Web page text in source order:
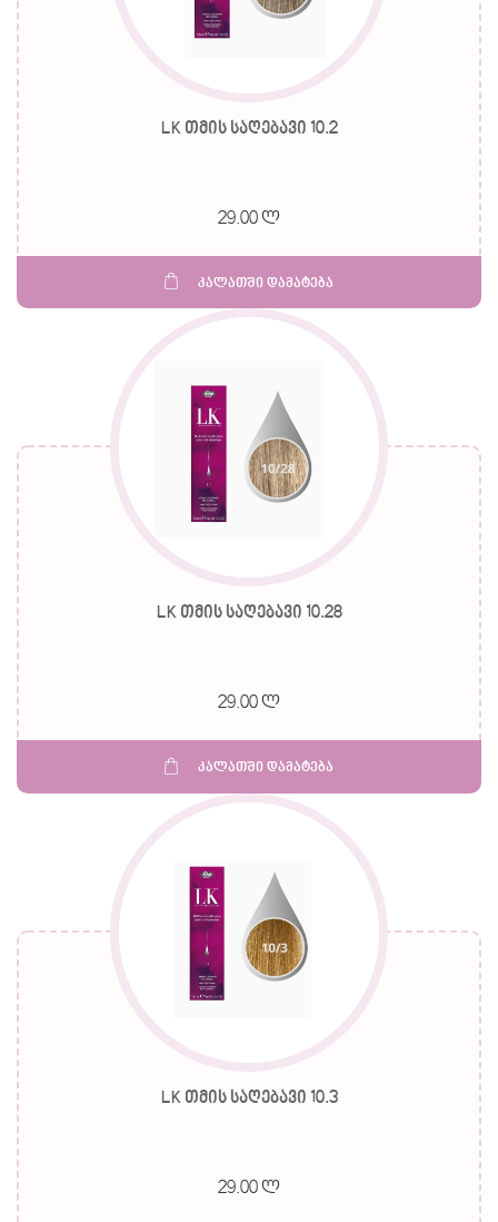
LK თმის საღებავი 10.2
29.00 ლ
კალათში დამატება
LK თმის საღებავი 10.28
29.00 ლ
კალათში დამატება
LK თმის საღებავი 10.3
29.00 ლ